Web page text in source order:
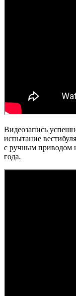
Видеозапись
испытание
с ручным приводом
года.